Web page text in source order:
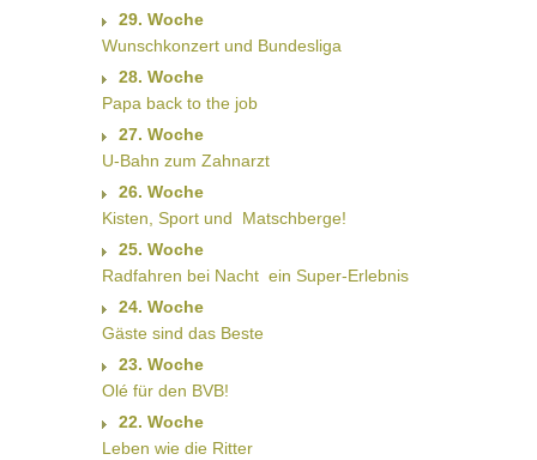
29. Woche
Wunschkonzert und Bundesliga
28. Woche
Papa back to the job
27. Woche
U-Bahn zum Zahnarzt
26. Woche
Kisten, Sport und  Matschberge!
25. Woche
Radfahren bei Nacht  ein Super-Erlebnis
24. Woche
Gäste sind das Beste
23. Woche
Olé für den BVB!
22. Woche
Leben wie die Ritter